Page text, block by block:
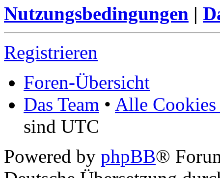
Nutzungsbedingungen |
Registrieren
Foren-Übersicht
Das Team • Alle Cookies
sind UTC
Powered by phpBB®